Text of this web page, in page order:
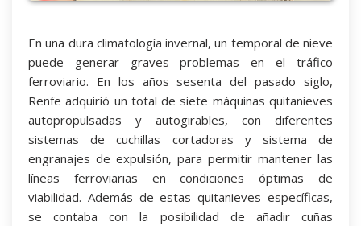
En una dura climatología invernal, un temporal de nieve
puede generar graves problemas en el tráfico
ferroviario. En los años sesenta del pasado siglo,
Renfe adquirió un total de siete máquinas quitanieves
autopropulsadas y autogirables, con diferentes
sistemas de cuchillas cortadoras y sistema de
engranajes de expulsión, para permitir mantener las
líneas ferroviarias en condiciones óptimas de
viabilidad. Además de estas quitanieves específicas,
se contaba con la posibilidad de añadir cuñas